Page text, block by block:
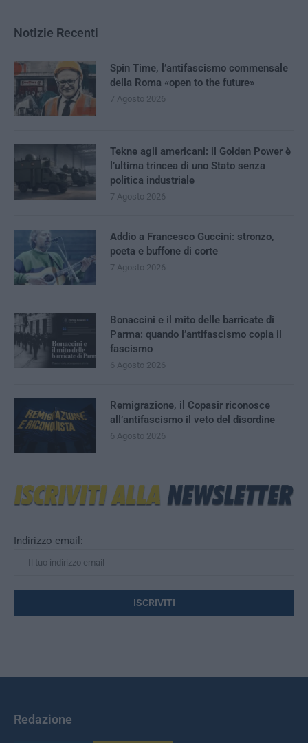
Indirizzo email:
Notizie Recenti
Spin Time, l’antifascismo commensale
della Roma «open to the future»
7 Agosto 2026
Tekne agli americani: il Golden Power è
l’ultima trincea di uno Stato senza
politica industriale
7 Agosto 2026
Addio a Francesco Guccini: stronzo,
poeta e buffone di corte
7 Agosto 2026
Bonaccini e il mito delle barricate di
Parma: quando l’antifascismo copia il
fascismo
6 Agosto 2026
Remigrazione, il Copasir riconosce
all’antifascismo il veto del disordine
6 Agosto 2026
Redazione